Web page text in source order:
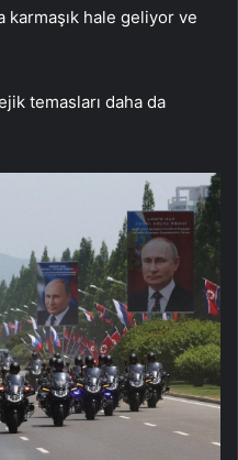
hale geliyor ve
temasları daha da